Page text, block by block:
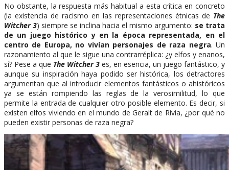
No obstante, la respuesta más habitual a esta crítica en concreto
(la existencia de racismo en las representaciones étnicas de The
Witcher 3) siempre se inclina hacia el mismo argumento: se trata
de un juego histórico y en la época representada, en el
centro de Europa, no vivían personajes de raza negra. Un
razonamiento al que le sigue una contrarréplica: ¿y elfos y enanos,
sí? Pese a que The Witcher 3 es, en esencia, un juego fantástico, y
aunque su inspiración haya podido ser histórica, los detractores
argumentan que al introducir elementos fantásticos o ahistóricos
ya se están rompiendo las reglas de la verosimilitud, lo que
permite la entrada de cualquier otro posible elemento. Es decir, si
existen elfos viviendo en el mundo de Geralt de Rivia, ¿por qué no
pueden existir personas de raza negra?